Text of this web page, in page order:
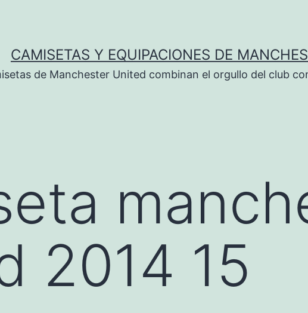
CAMISETAS Y EQUIPACIONES DE
de Manchester United combinan el orgullo del club
2014 15